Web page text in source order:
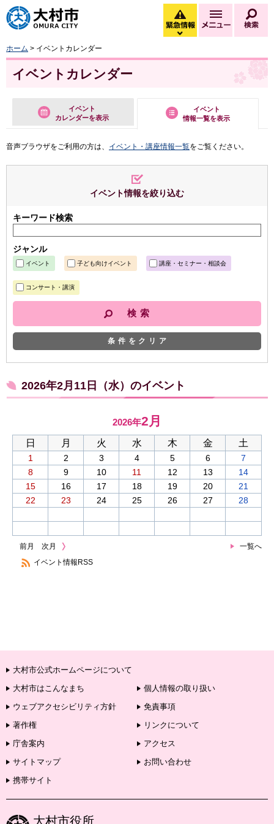
大村市
緊急情報
緊急情報を開く
メニュー
ホーム > イベントカレンダー
イベントカレンダー
イベント
カレンダーを表示
イベント
情報一覧を表示
音声ブラウザをご利用の方は、 イベント・講座情報一覧をご覧ください。
イベント情報を絞り込む
キーワード検索
ジャンル
イベント 子ども向けイベント 講座・セミナー・相談会
コンサート・講演
条件をクリア
2026年2月11日（水）のイベント
2026年2月
日 月 火 水 木 金 土
1 2 3 4 5 6
7
8
9 10 11 12 13
14
15
16 17 18 19 20
21
22
23 24 25 26 27 28
前月 一覧へ
次月
イベント情報RSS
大村市公式ホームページについて
大村市はこんなまち
個人情報の取り扱い
ウェブアクセシビリティ方針
免責事項
著作権
リンクについて
庁舎案内
アクセス
サイトマップ
お問い合わせ
携帯サイト
大村市役所